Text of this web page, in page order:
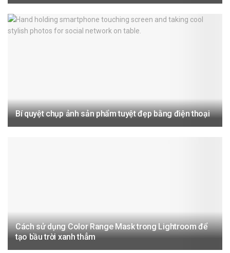
Bí quyệt chụp ảnh sản phẩm tuyệt đẹp bằng điện thoại
Cách sử dụng Color Range Mask trong Lightroom để
tạo bầu trời xanh thẳm